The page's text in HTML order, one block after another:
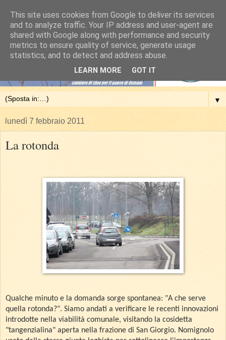
▼
lunedì 7 febbraio 2011
La rotonda
Qualche minuto e la domanda sorge spontanea: "A che serve
quella rotonda?". Siamo andati a verificare le recenti innovazioni
introdotte nella viabilità comunale, visitando la cosidetta
"tangenzialina" aperta nella frazione di San Giorgio. Nomignolo
This site uses cookies from Google to deliver its services
and to analyze traffic. Your IP address and user-agent are
shared with Google along with performance and security
metrics to ensure quality of service, generate usage
statistics, and to detect and address abuse.
LEARN MORE GOT IT